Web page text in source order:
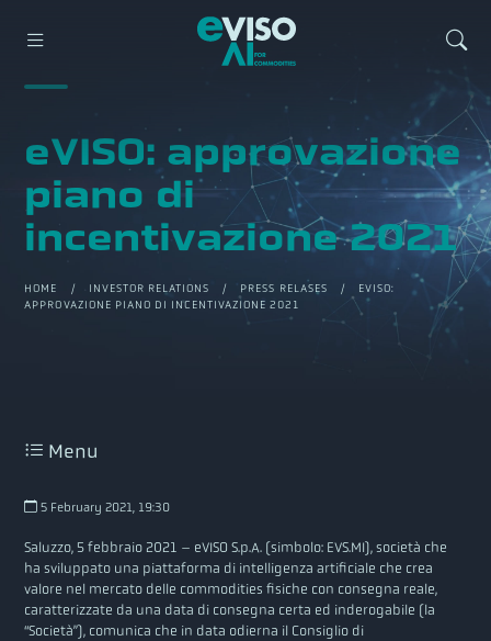
eVISO: approvazione
piano di
incentivazione 2021
HOME / INVESTOR RELATIONS / PRESS RELASES / EVISO:
APPROVAZIONE PIANO DI INCENTIVAZIONE 2021
Menu
5 February 2021, 19:30
Saluzzo, 5 febbraio 2021 – eVISO S.p.A. (simbolo: EVS.MI), società che
ha sviluppato una piattaforma di intelligenza artificiale che crea
valore nel mercato delle commodities fisiche con consegna reale,
caratterizzate da una data di consegna certa ed inderogabile (la
“Società”), comunica che in data odierna il Consiglio di